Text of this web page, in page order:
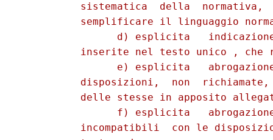
sistematica  della  normativa,
semplificare il linguaggio
d) esplicita
inserite nel testo unico , che
e) esplicita
disposizioni,  non
delle stesse in apposito
f) esplicita
incompatibili  con le